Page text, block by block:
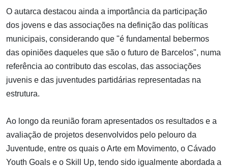
O autarca destacou ainda a importância da participação
dos jovens e das associações na definição das políticas
municipais, considerando que "é fundamental bebermos
das opiniões daqueles que são o futuro de Barcelos", numa
referência ao contributo das escolas, das associações
juvenis e das juventudes partidárias representadas na
estrutura.
Ao longo da reunião foram apresentados os resultados e a
avaliação de projetos desenvolvidos pelo pelouro da
Juventude, entre os quais o Arte em Movimento, o Cávado
Youth Goals e o Skill Up, tendo sido igualmente abordada a